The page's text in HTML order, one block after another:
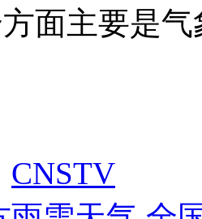
张百元假钞
回应
面主要是
CNSTV